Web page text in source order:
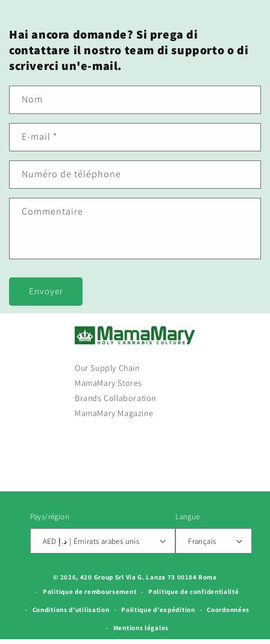
Hai ancora domande? Si prega di
contattare il nostro team di supporto o di
scriverci un'e-mail.
Nom
E-mail *
Numéro de téléphone
Commentaire
Envoyer
Our Supply Chain
MamaMary Stores
Brands Collaboration
MamaMary Magazine
Pays/région
AED د.إ | Émirats arabes unis
Langue
Français
© 2026, 420 Group Srl Via G. Lanza 73 00184 Roma
Politique de remboursement
Politique de confidentialité
Conditions d’utilisation Politique d’expédition Coordonnées
Mentions légales